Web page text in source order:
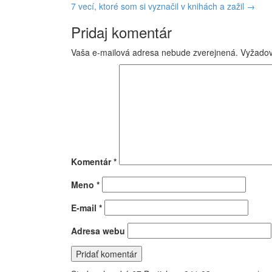
v
článku
7 vecí, ktoré som si vyznačil v knihách a zažil →
Pridaj komentár
Vaša e-mailová adresa nebude zverejnená.
Komentár*
Meno *
E-mail *
Adresa webu